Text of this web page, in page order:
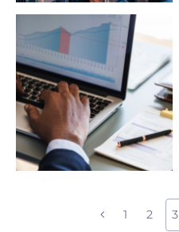
1 2 3